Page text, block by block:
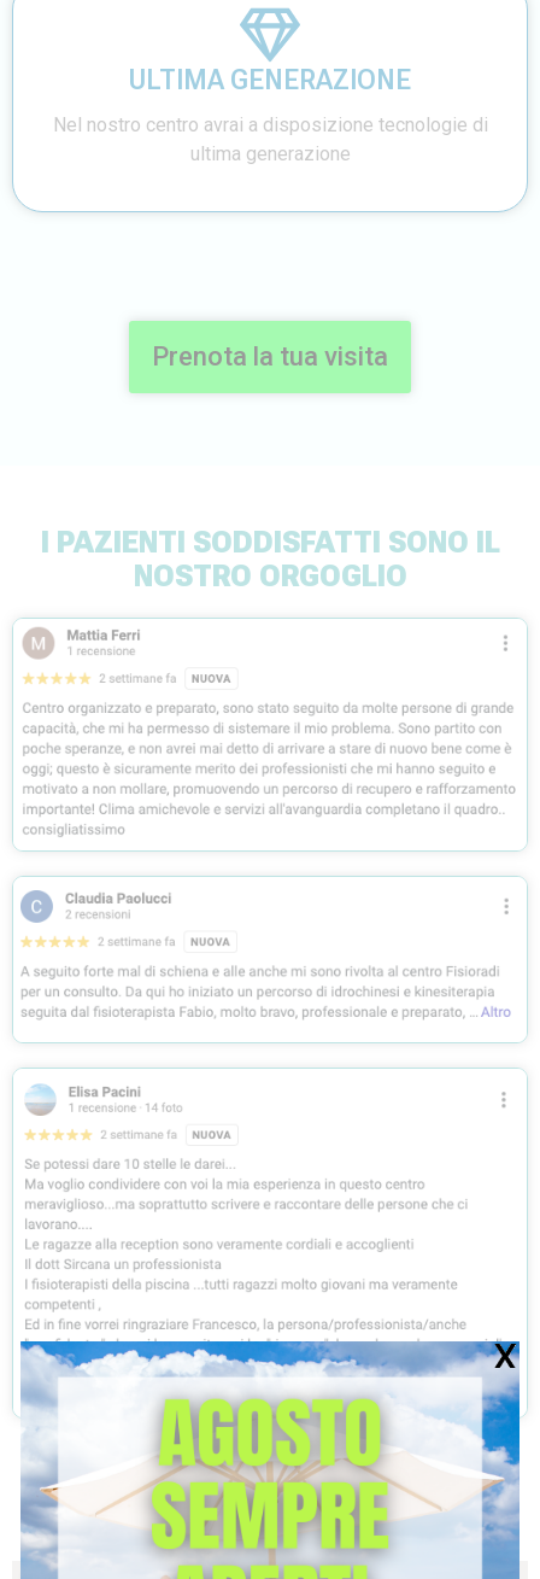
ULTIMA GENERAZIONE
Nel nostro centro avrai a disposizione tecnologie di
ultima generazione
Prenota la tua visita
I PAZIENTI SODDISFATTI SONO IL
NOSTRO ORGOGLIO
DOVE CI TROVIAMO